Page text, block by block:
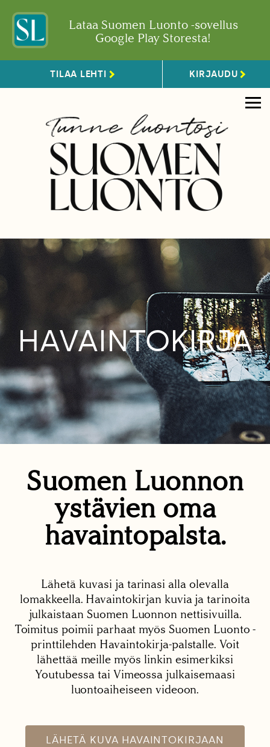
Lataa Suomen Luonto -sovellus
Google Play Storesta!
TILAA LEHTI KIRJAUDU
HAVAINTOKIRJA
Suomen Luonnon
ystävien oma
havaintopalsta.
Lähetä kuvasi ja tarinasi alla olevalla
lomakkeella. Havaintokirjan kuvia ja tarinoita
julkaistaan Suomen Luonnon nettisivuilla.
Toimitus poimii parhaat myös Suomen Luonto -
printtilehden Havaintokirja-palstalle. Voit
lähettää meille myös linkin esimerkiksi
Youtubessa tai Vimeossa julkaisemaasi
luontoaiheiseen videoon.
LÄHETÄ KUVA HAVAINTOKIRJAAN